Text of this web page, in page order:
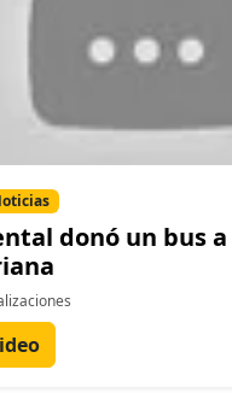
donó un bus a